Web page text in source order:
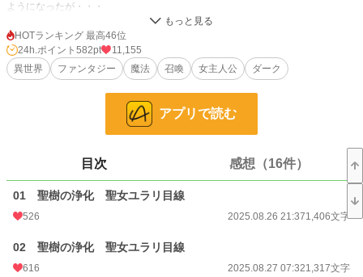
ようになったが・・・
小説 2,257 位 / 228,743 件
ファンタジー 383 位 / 53,296 件
35,170
更新日時 2025.10.01 07:20
初回公開日時
初回完結日時 2025.10.01 07:52
週間ポイント
HOTランキング 最高46位
24h.ポイント 582pt
11,155
異世界
ファンタジー 魔法 召喚 女主人公 ダーク
アプリで読む
目次 感想（16件）
01 聖樹の浄化 聖女ユラリ目線
526 2025.08.26 21:371,406文字
02 聖樹の浄化 聖女ユラリ目線
616 2025.08.27 07:321,317文字